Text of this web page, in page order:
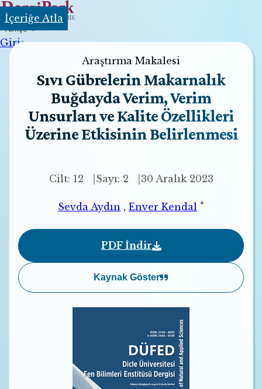
Türkçe
Giriş
Araştırma Makalesi
Sıvı Gübrelerin Makarnalık
Buğdayda Verim, Verim
Unsurları ve Kalite Özellikleri
Üzerine Etkisinin Belirlenmesi
Cilt: 12 Sayı: 2 30 Aralık 2023
Sevda Aydın , Enver Kendal *
PDF İndir
Kaynak Göster
İçeriğe Atla